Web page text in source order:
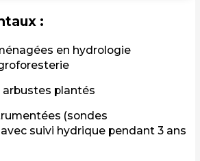
:
en hydrologie
plantés
(sondes
suivi hydrique pendant 3 ans